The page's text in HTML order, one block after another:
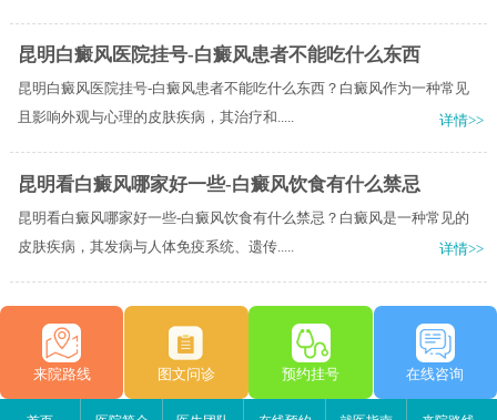
昆明白癜风医院挂号-白癜风患者不能吃什么东西
昆明白癜风医院挂号-白癜风患者不能吃什么东西？白癜风作为一种常见
且影响外观与心理的皮肤疾病，其治疗和.....
详情>>
昆明看白癜风哪家好一些-白癜风饮食有什么禁忌
昆明看白癜风哪家好一些-白癜风饮食有什么禁忌？白癜风是一种常见的
皮肤疾病，其发病与人体免疫系统、遗传.....
详情>>
来院路线 图文问诊 预约挂号 在线咨询